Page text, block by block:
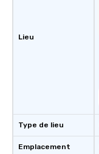
Lieu
Type de lieu
Emplacement